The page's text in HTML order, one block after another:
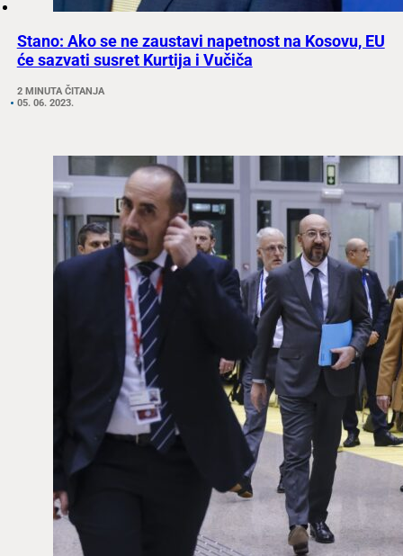
Stano: Ako se ne zaustavi napetnost na Kosovu, EU
će sazvati susret Kurtija i Vučiča
2 MINUTA ČITANJA
05. 06. 2023.